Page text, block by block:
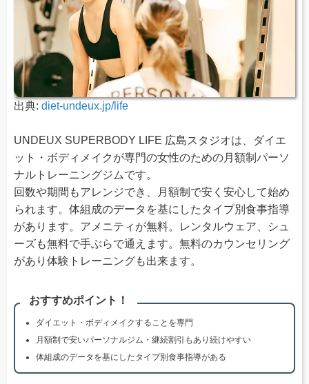
出典: diet-undeux.jp/life
UNDEUX SUPERBODY LIFE 広島スタジオは、ダイエ
ット・ボディメイクが専門の女性のための月額制パーソ
ナルトレーニングジムです。
回数や期間もアレンジでき、月額制で安く安心して始め
られます。体組成のデータを基にしたタイプ別食事指導
があります。アメニティが無料。レンタルウェア、シュ
ーズも無料で手ぶらで通えます。無料のカウンセリング
があり体験トレーニングも出来ます。
おすすめポイント！
ダイエット・ボディメイクすることを専門
月額制で安いパーソナルジム・継続割引もあり続けやすい
体組成のデータを基にしたタイプ別食事指導がある